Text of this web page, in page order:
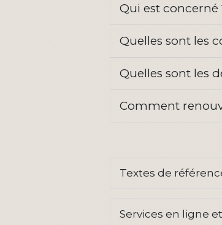
Qui est concerné
Quelles sont les
Quelles sont les
Comment
Textes de
Services en ligne